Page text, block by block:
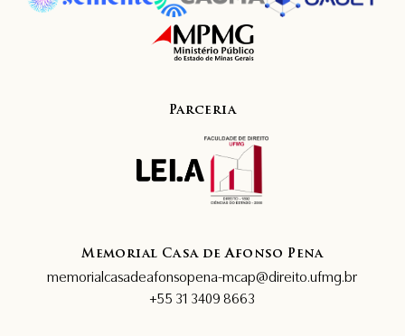
Parceria
Memorial Casa de Afonso Pena
memorialcasadeafonsopena-mcap@direito.ufmg.br
+55 31 3409 8663